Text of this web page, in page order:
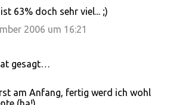
63% doch sehr viel... ;)
2006 um 16:21
gesagt…
am Anfang, fertig werd ich wohl